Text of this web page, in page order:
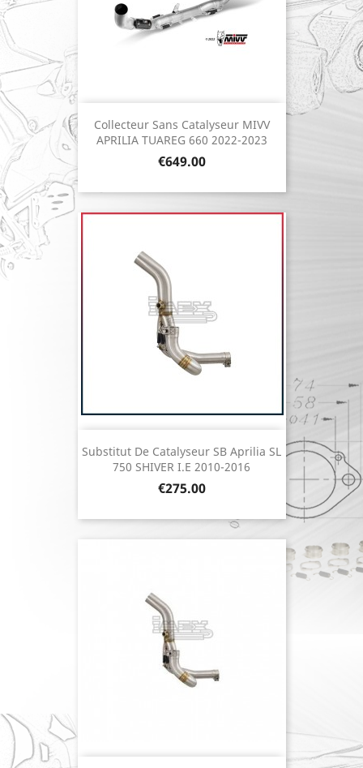
Collecteur Sans Catalyseur MIVV
APRILIA TUAREG 660 2022-2023
Price
€649.00
Substitut De Catalyseur SB Aprilia SL
750 SHIVER I.E 2010-2016
Price
€275.00